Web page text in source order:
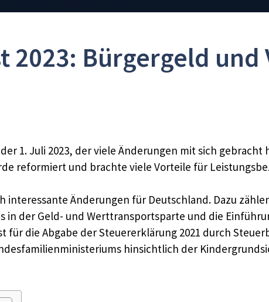
2023: Bürgergeld
1. Juli 2023, der viele Änderungen mit sich
reformiert und brachte viele Vorteile für
interessante Änderungen für Deutschland. Dazu
der Geld- und Werttransportsparte und die
für die Abgabe der Steuererklärung 2021 durch
hinsichtlich der